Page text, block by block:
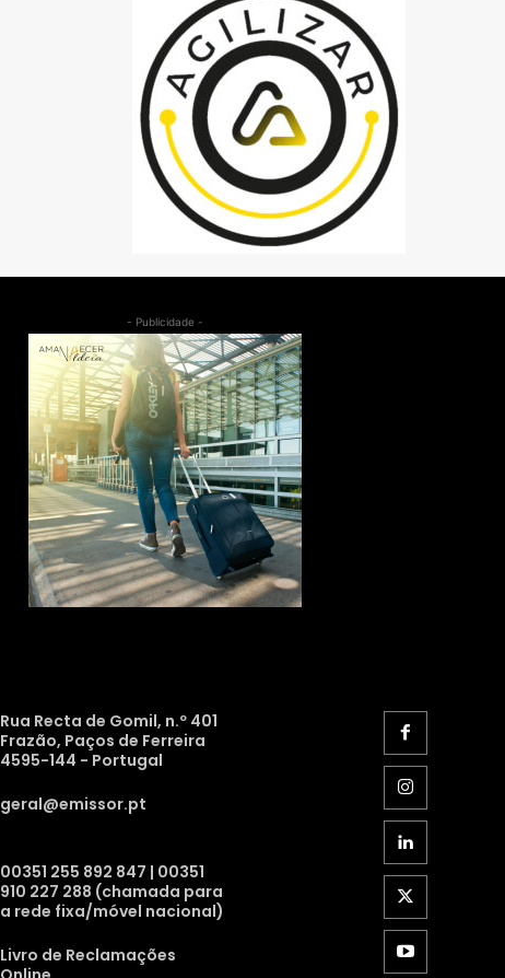
- Publicidade -
Rua Recta de Gomil, n.º 401
Frazão, Paços de Ferreira
4595-144 - Portugal
geral@emissor.pt
00351 255 892 847 | 00351
910 227 288 (chamada para
a rede fixa/móvel nacional)
Livro de Reclamações